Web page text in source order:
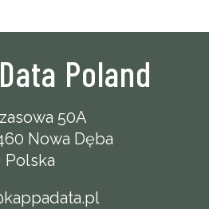
Poland
50A
Nowa Dęba
Polska